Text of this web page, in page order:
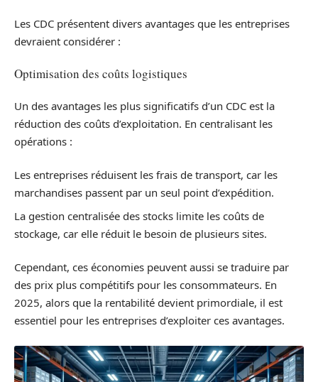
Les CDC présentent divers avantages que les entreprises
devraient considérer :
Optimisation des coûts logistiques
Un des avantages les plus significatifs d’un CDC est la
réduction des coûts d’exploitation. En centralisant les
opérations :
Les entreprises réduisent les frais de transport, car les
marchandises passent par un seul point d’expédition.
La gestion centralisée des stocks limite les coûts de
stockage, car elle réduit le besoin de plusieurs sites.
Cependant, ces économies peuvent aussi se traduire par
des prix plus compétitifs pour les consommateurs. En
2025, alors que la rentabilité devient primordiale, il est
essentiel pour les entreprises d’exploiter ces avantages.